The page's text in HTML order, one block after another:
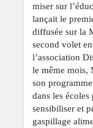
miser sur
lançait le
diffusée sur la
second volet
l’association
le même mois,
son
dans les
sensibiliser et
gaspillage